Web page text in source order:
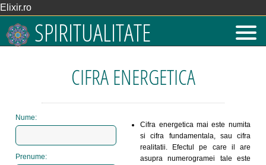
Elixir.ro
SPIRITUALITATE
CIFRA ENERGETICA
Nume:
Prenume:
Cifra energetica mai este numita
si cifra fundamentala, sau cifra
realitatii. Efectul pe care il are
asupra numerogramei tale este